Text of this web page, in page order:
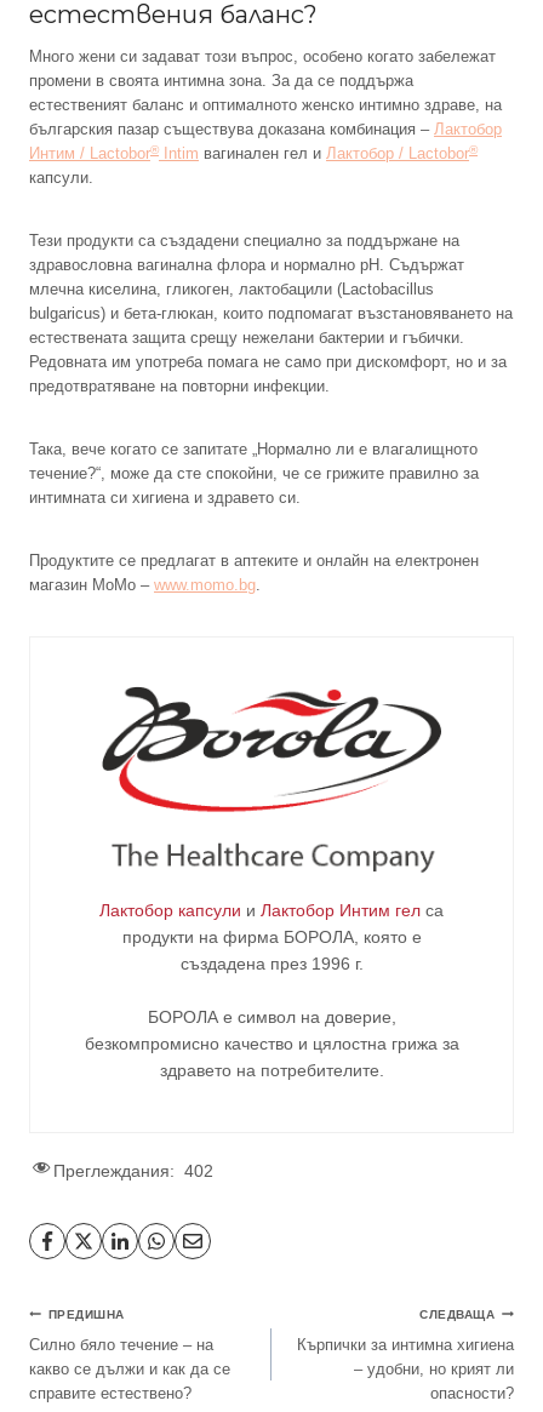
естествения баланс?
Много жени си задават този въпрос, особено когато забележат
промени в своята интимна зона. За да се поддържа
естественият баланс и оптималното женско интимно здраве, на
българския пазар съществува доказана комбинация – Лактобор
Интим / Lactobor® Intim вагинален гел и Лактобор / Lactobor®
капсули.
Тези продукти са създадени специално за поддържане на
здравословна вагинална флора и нормално pH. Съдържат
млечна киселина, гликоген, лактобацили (Lactobacillus
bulgaricus) и бета-глюкан, които подпомагат възстановяването на
естествената защита срещу нежелани бактерии и гъбички.
Редовната им употреба помага не само при дискомфорт, но и за
предотвратяване на повторни инфекции.
Така, вече когато се запитате „Нормално ли е влагалищното
течение?“, може да сте спокойни, че се грижите правилно за
интимната си хигиена и здравето си.
Продуктите се предлагат в аптеките и онлайн на електронен
магазин MoMo – www.momo.bg.
Лактобор капсули и Лактобор Интим гел са
продукти на фирма БОРОЛА, която е
създадена през 1996 г.
БОРОЛА е символ на доверие,
безкомпромисно качество и цялостна грижа за
здравето на потребителите.
Преглеждания: 402
Навигация
ПРЕДИШНА
Силно бяло течение – на
какво се дължи и как да се
справите естествено?
СЛЕДВАЩА
Кърпички за интимна хигиена
– удобни, но крият ли
опасности?